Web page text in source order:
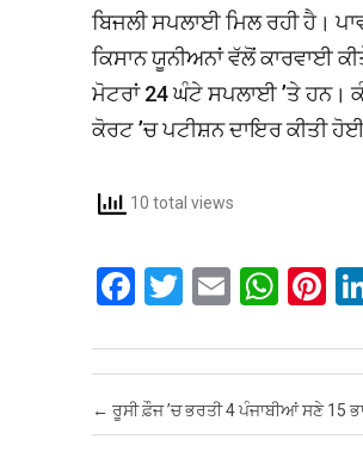
ਬਿਜਲੀ ਸਪਲਾਈ ਮਿਲ ਰਹੀ ਹੈ।
ਕਿਸਾਨ ਯੂਨੀਅਨਾਂ ਵੱਲੋਂ ਕਾਰਵਾਈ
ਮੋਟਰਾਂ 24 ਘੰਟੇ ਸਪਲਾਈ ’ਤੇ ਹਨ।
ਕੋਰਟ ’ਚ ਪਟੀਸ਼ਨ ਦਾਇਰ ਕੀਤੀ
10 total views
F
ce
b
o
T
tt
er
E
ail
W
at
s
A
Pi
er
es
t
Post navigation
← ਰੂਸੀ ਫ਼ੌਜ ’ਚ ਭਰਤੀ 4 ਪੰਜਾਬੀਆਂ ਸਣੇ 15